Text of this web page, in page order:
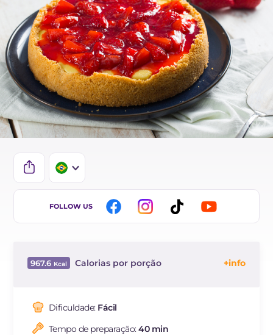
IT
DE
NL
FOLLOW US
967.6 Calorias por porção
dos quais açúcares
Proteína
Dificuldade: Fácil
Tempo de preparação:40 min